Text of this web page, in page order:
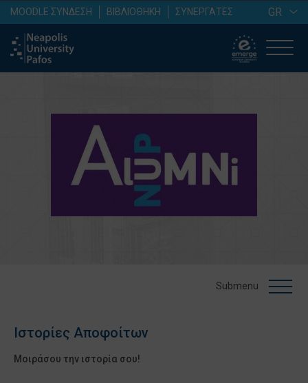
MOODLE ΣΥΝΔΕΣΗ ΒΙΒΛΙΟΘΗΚΗ ΣΥΝΕΡΓΑΤΕΣ GR
Submenu
Ιστορίες Αποφοίτων
Μοιράσου την ιστορία σου!